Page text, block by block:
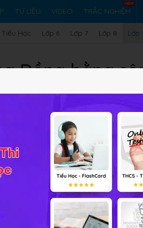
TƯ LIỆU VIDEO TRẮC NGHIỆM
Tiểu Học Lớp 6 Lớp 7 Lớp 8 Lớp
Đồng bằng
hi vọng đây sẽ là tài liệu
dạy.